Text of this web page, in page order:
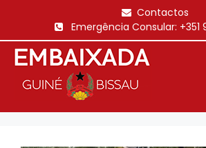
o
conteúdo
Contactos
Emergência Consular: +351